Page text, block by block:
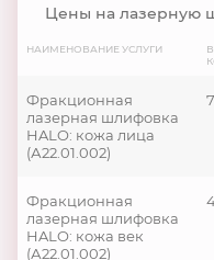
Цены на лазерную
НАИМЕНОВАНИЕ УСЛУГИ
Фракционная
лазерная шлифовка
HALO: кожа лица
(А22.01.002)
Фракционная
лазерная шлифовка
HALO: кожа век
(А22.01.002)